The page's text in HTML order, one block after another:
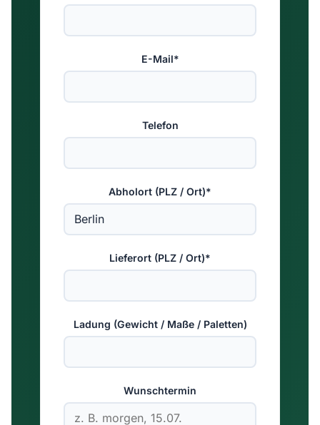
E-Mail*
Telefon
Abholort (PLZ / Ort)*
Lieferort (PLZ / Ort)*
Ladung (Gewicht / Maße / Paletten)
Wunschtermin